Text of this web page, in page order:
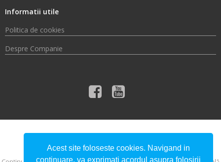
Informatii utile
Politica de cookies
Despre Companie
© 2026 Compania de Apă Someș S.A.
Acest site foloseste cookies. Navigand in
continuare, va exprimati acordul asupra folosirii